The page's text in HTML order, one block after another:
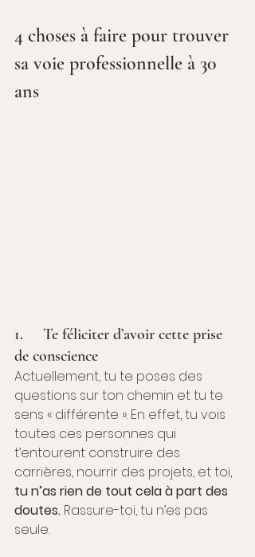
4 choses à faire pour trouver
sa voie professionnelle à 30
ans
1.     Te féliciter d’avoir cette prise
de conscience
Actuellement, tu te poses des
questions sur ton chemin et tu te
sens « différente ». En effet, tu vois
toutes ces personnes qui
t’entourent construire des
carrières, nourrir des projets, et toi,
tu n’as rien de tout cela à part des
doutes. Rassure-toi, tu n’es pas
seule.